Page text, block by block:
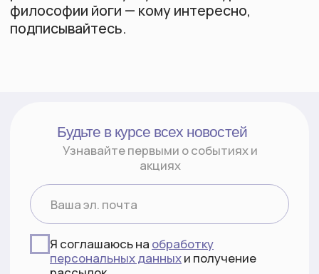
©2026 все права защищены
ИП КСЕНОФОНТОВА МАРИНА ЕВГЕНЬЕВНА
ОГРНИП 319631300101827
ИНН 632200860531
Политика куки
Разработка сайта
Согласие на обработку
персональных данных